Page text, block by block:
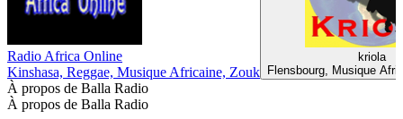
Radio Africa Online
Kinshasa, Reggae, Musique Africaine, Zouk
kriola
Flensbourg, Musique
À propos de Balla Radio
À propos de Balla Radio